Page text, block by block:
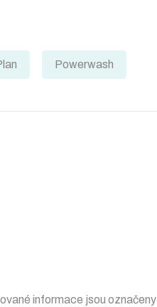
Powerwash
informace jsou označeny